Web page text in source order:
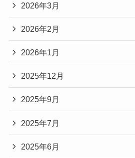
2026年3月
2026年2月
2026年1月
2025年12月
2025年9月
2025年7月
2025年6月